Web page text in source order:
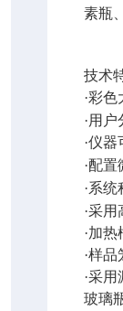
素瓶
技术
·彩
·用
·仪
·配
·系
·采
·加
·样
·采
玻璃